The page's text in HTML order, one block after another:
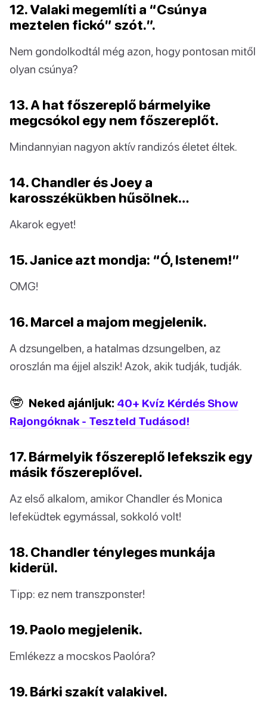
12. Valaki megemlíti a “Csúnya
meztelen fickó” szót.”.
Nem gondolkodtál még azon, hogy pontosan mitől
olyan csúnya?
13. A hat főszereplő bármelyike
megcsókol egy nem főszereplőt.
Mindannyian nagyon aktív randizós életet éltek.
14. Chandler és Joey a
karosszékükben hűsölnek…
Akarok egyet!
15. Janice azt mondja: “Ó, Istenem!”
OMG!
16. Marcel a majom megjelenik.
A dzsungelben, a hatalmas dzsungelben, az
oroszlán ma éjjel alszik! Azok, akik tudják, tudják.
🤓 Neked ajánljuk: 40+ Kvíz Kérdés Show
Rajongóknak - Teszteld Tudásod!
17. Bármelyik főszereplő lefekszik egy
másik főszereplővel.
Az első alkalom, amikor Chandler és Monica
lefeküdtek egymással, sokkoló volt!
18. Chandler tényleges munkája
kiderül.
Tipp: ez nem transzponster!
19. Paolo megjelenik.
Emlékezz a mocskos Paolóra?
19. Bárki szakít valakivel.